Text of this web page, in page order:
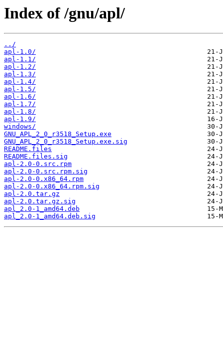
Index of /gnu/apl/
../
apl-1.0/
apl-1.1/
apl-1.2/
apl-1.3/
apl-1.4/
apl-1.5/
apl-1.6/
apl-1.7/
apl-1.8/
apl-1.9/
windows/
GNU_APL_2_0_r3518_Setup.exe
GNU_APL_2_0_r3518_Setup.exe.sig
README.files
README.files.sig
apl-2.0-0.src.rpm
apl-2.0-0.src.rpm.sig
apl-2.0-0.x86_64.rpm
apl-2.0-0.x86_64.rpm.sig
apl-2.0.tar.gz
apl-2.0.tar.gz.sig
apl_2.0-1_amd64.deb
apl_2.0-1_amd64.deb.sig